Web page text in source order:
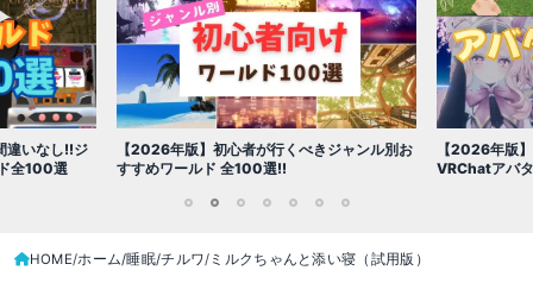
ャンル別お
【2026年版】初心者必見!!無料で使える
VRChatアバター（アバターワールド紹介）
【2026年版
世界を味わえ
HOME ホーム/睡眠/チルワ ミルクちゃんと添い寝（試用版）